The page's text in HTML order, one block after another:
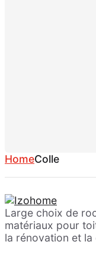
HomeColle
Large choix de
matériaux pour
la rénovation et